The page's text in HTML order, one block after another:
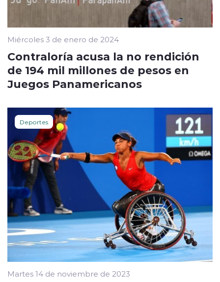
Miércoles 3 de enero de 2024
Contraloría acusa la no rendición
de 194 mil millones de pesos en
Juegos Panamericanos
Deportes
Martes 14 de noviembre de 2023